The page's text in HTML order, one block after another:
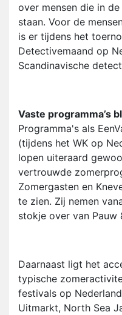
over mensen die in
staan. Voor de
is er tijdens het
Detectivemaand op
Scandinavische
Vaste programma’s
Programma's als
(tijdens het WK op
lopen uiteraard
vertrouwde
Zomergasten en
te zien. Zij nemen
stokje over van Pauw
Daarnaast ligt het
typische
festivals op
Uitmarkt, North Sea